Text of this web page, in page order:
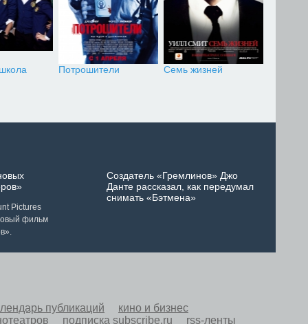
Потрошители Семь жизней
Pictures
фильм
Создатель «Гремлинов» Джо
Данте рассказал, как передумал
снимать «Бэтмена»
публикаций
кино и бизнес
подписка subscribe.ru rss-ленты